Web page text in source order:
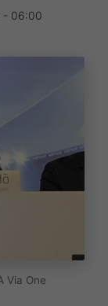
- 06:00
Via One